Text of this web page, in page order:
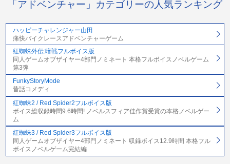
「アドベンチャー」カテゴリーの人気ランキング
ハッピーチャレンジャー山田
痛快バイクレースアドベンチャーゲーム
紅蜘蛛外伝:暗戦フルボイス版
同人ゲームオブザイヤー4部門ノミネート 本格フルボイスノベルゲーム
第3弾
FunkyStoryMode
昔話コメディ
紅蜘蛛2 / Red Spider2フルボイス版
ボイス総収録時間9.6時間! ノベルスフィア佳作賞受賞の本格ノベルゲー
ム
紅蜘蛛3 / Red Spider3フルボイス版
同人ゲームオブザイヤー4部門ノミネート 収録ボイス12.9時間 本格フル
ボイスノベルゲーム完結編